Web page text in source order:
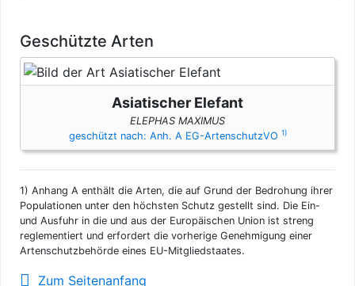
Geschützte Arten
Asiatischer Elefant
ELEPHAS MAXIMUS
geschützt nach: Anh. A EG-ArtenschutzVO 1)
1) Anhang A enthält die Arten, die auf Grund der Bedrohung ihrer
Populationen unter den höchsten Schutz gestellt sind. Die Ein-
und Ausfuhr in die und aus der Europäischen Union ist streng
reglementiert und erfordert die vorherige Genehmigung einer
Artenschutzbehörde eines EU-Mitgliedstaates.
Zum Seitenanfang